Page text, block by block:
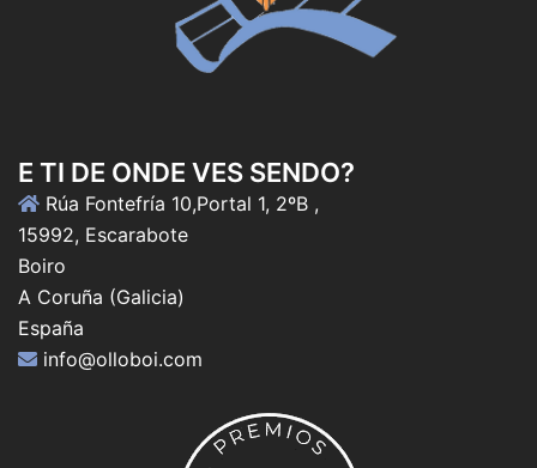
E TI DE ONDE VES SENDO?
Rúa Fontefría 10,Portal 1, 2ºB ,
15992, Escarabote
Boiro
A Coruña (Galicia)
España
info@olloboi.com